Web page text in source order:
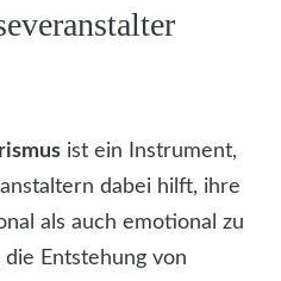
ist ein Instrument,
dabei hilft, ihre
als auch emotional zu
Entstehung von